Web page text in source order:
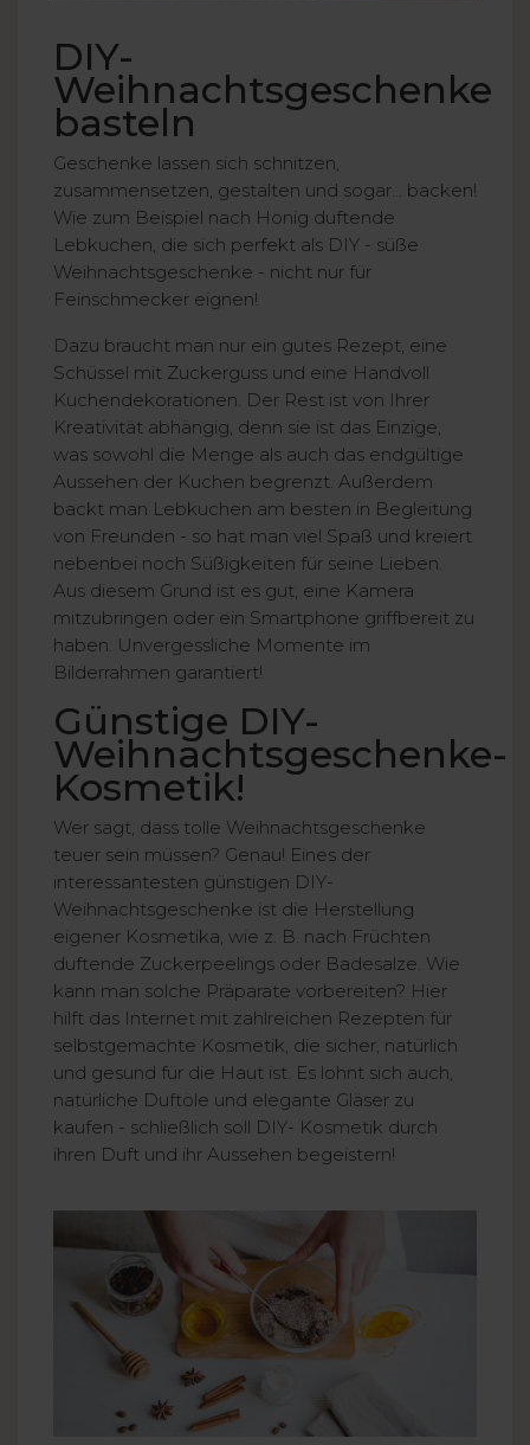
DIY-
Weihnachtsgeschenke
basteln
Geschenke lassen sich schnitzen,
zusammensetzen, gestalten und sogar... backen!
Wie zum Beispiel nach Honig duftende
Lebkuchen, die sich perfekt als DIY - süße
Weihnachtsgeschenke - nicht nur für
Feinschmecker eignen!
Dazu braucht man nur ein gutes Rezept, eine
Schüssel mit Zuckerguss und eine Handvoll
Kuchendekorationen. Der Rest ist von Ihrer
Kreativität abhängig, denn sie ist das Einzige,
was sowohl die Menge als auch das endgültige
Aussehen der Kuchen begrenzt. Außerdem
backt man Lebkuchen am besten in Begleitung
von Freunden - so hat man viel Spaß und kreiert
nebenbei noch Süßigkeiten für seine Lieben.
Aus diesem Grund ist es gut, eine Kamera
mitzubringen oder ein Smartphone griffbereit zu
haben. Unvergessliche Momente im
Bilderrahmen garantiert!
Günstige DIY-
Weihnachtsgeschenke-
Kosmetik!
Wer sagt, dass tolle Weihnachtsgeschenke
teuer sein müssen? Genau! Eines der
interessantesten günstigen DIY-
Weihnachtsgeschenke ist die Herstellung
eigener Kosmetika, wie z. B. nach Früchten
duftende Zuckerpeelings oder Badesalze. Wie
kann man solche Präparate vorbereiten? Hier
hilft das Internet mit zahlreichen Rezepten für
selbstgemachte Kosmetik, die sicher, natürlich
und gesund für die Haut ist. Es lohnt sich auch,
natürliche Duftöle und elegante Gläser zu
kaufen - schließlich soll DIY- Kosmetik durch
ihren Duft und ihr Aussehen begeistern!